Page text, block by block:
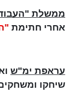
ממשלת
אחרי חתימת
עראפת ימ"ש
שיחקו